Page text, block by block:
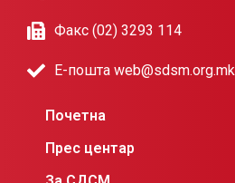
Факс (02) 3293 114
Е-пошта web@sdsm.org.mk
Почетна
Прес центар